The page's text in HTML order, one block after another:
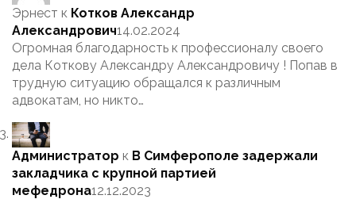
Эрнест к Котков Александр
Александрович14.02.2024
Огромная благодарность к профессионалу своего
дела Коткову Александру Александровичу ! Попав в
трудную ситуацию обращался к различным
адвокатам, но никто…
Администратор к В Симферополе задержали
закладчика с крупной партией
мефедрона12.12.2023